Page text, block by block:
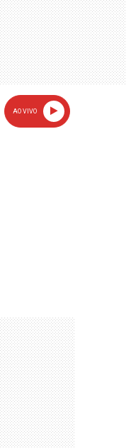
AO VIVO